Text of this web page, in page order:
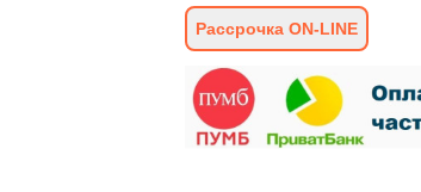
Рассрочка ON-LINE